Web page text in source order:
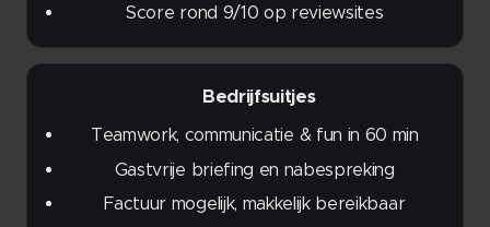
Score rond 9/10 op reviewsites
🏢 Bedrijfsuitjes
Teamwork, communicatie & fun in 60 min
Gastvrije briefing en nabespreking
Factuur mogelijk, makkelijk bereikbaar